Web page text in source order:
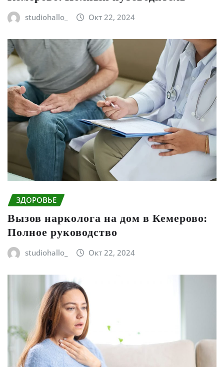
studiohallo_ Окт 22, 2024
ЗДОРОВЬЕ
Вызов нарколога на дом в Кемерово:
Полное руководство
studiohallo_ Окт 22, 2024